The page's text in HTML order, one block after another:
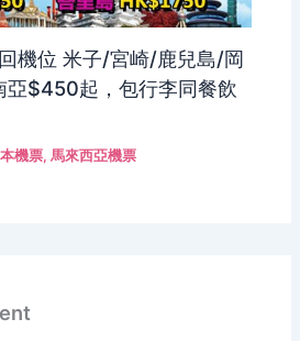
機位 米子/宮崎/鹿兒島/岡
$450起，包行李同餐飲
機票,馬來西亞機票